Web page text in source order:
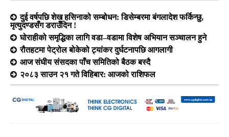
दुई वर्षपछि शेख हसिनाको सम्बोधन: डिसेम्बरमा बंगलादेश फर्किन्छु,
मृत्युदण्डसँग डराउँदिन !
घोराहीको समृद्धिका लागि वडा–वडामा विशेष अभियान सञ्चालन हुने
रौतहटमा पेट्रोल बोकेको ट्यांकर दुर्घटनापछि आगलागी
आज संघीय संसदका पाँच समितिको बैठक बस्दै
२०८३ साउन २१ गते विहिबार: आजको राशिफल